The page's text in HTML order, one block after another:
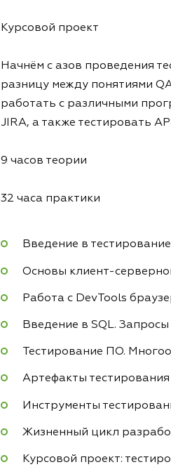
Курсовой проект
Начнём с азов проведения
разницу между понятиями
работать с различными
JIRA, а также тестировать
9 часов теории
32 часа практики
Введение в
Основы клиент-
Работа с DevTools
Введение в SQL. Запросы
Тестирование ПО.
Артефакты тестирования
Инструменты
Жизненный цикл
Курсовой проект: